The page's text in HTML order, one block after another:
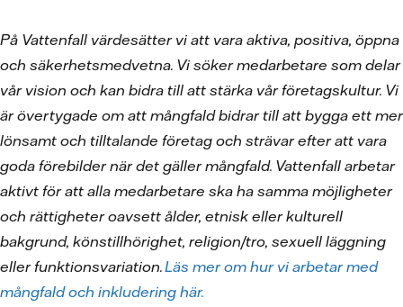
På Vattenfall värdesätter vi att vara aktiva, positiva, öppna
och säkerhetsmedvetna. Vi söker medarbetare som delar
vår vision och kan bidra till att stärka vår företagskultur. Vi
är övertygade om att mångfald bidrar till att bygga ett mer
lönsamt och tilltalande företag och strävar efter att vara
goda förebilder när det gäller mångfald. Vattenfall arbetar
aktivt för att alla medarbetare ska ha samma möjligheter
och rättigheter oavsett ålder, etnisk eller kulturell
bakgrund, könstillhörighet, religion/tro, sexuell läggning
eller funktionsvariation.Läs mer om hur vi arbetar med
mångfald och inkludering här.